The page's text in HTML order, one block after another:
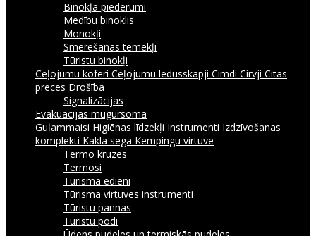
Binokļa piederumi
Medību binoklis
Monokļi
Smērēšanas tēmekļi
Tūristu binokļi
Ceļojumu koferi Ceļojumu ledusskapji Cimdi Cirvji Citas
preces Drošība
Signalizācijas
Evakuācijas mugursoma
Guļammaisi Higiēnas līdzekļi Instrumenti Izdzīvošanas
komplekti Kakla sega Kempingu virtuve
Termo krūzes
Termosi
Tūrisma ēdieni
Tūrisma virtuves instrumenti
Tūristu pannas
Tūristu podi